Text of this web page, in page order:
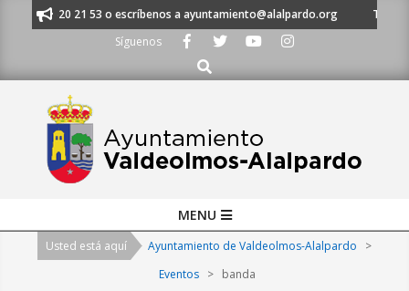
al 91 620 21 53 o escríbenos a ayuntamiento@alalpardo.org
TE
Síguenos
Buscar
Navigation
MENU
Usted está aquí Ayuntamiento de Valdeolmos-Alalpardo
>
Eventos > banda